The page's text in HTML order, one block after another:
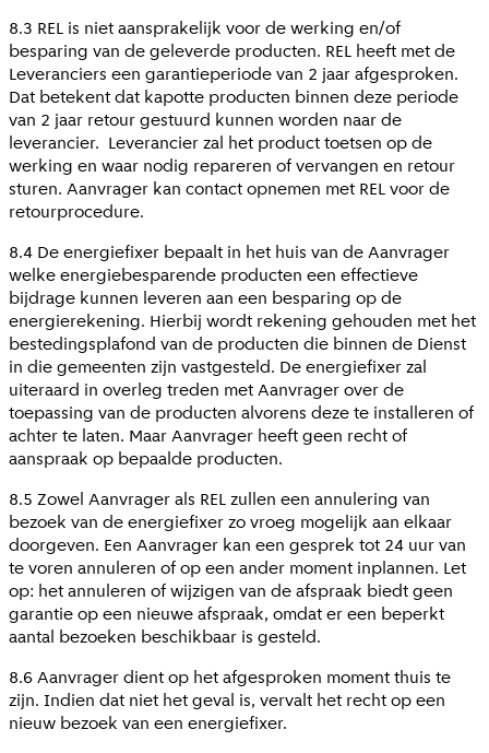
8.3 REL is niet aansprakelijk voor de werking en/of
besparing van de geleverde producten. REL heeft met de
Leveranciers een garantieperiode van 2 jaar afgesproken.
Dat betekent dat kapotte producten binnen deze periode
van 2 jaar retour gestuurd kunnen worden naar de
leverancier. Leverancier zal het product toetsen op de
werking en waar nodig repareren of vervangen en retour
sturen. Aanvrager kan contact opnemen met REL voor de
retourprocedure.
8.4 De energiefixer bepaalt in het huis van de Aanvrager
welke energiebesparende producten een effectieve
bijdrage kunnen leveren aan een besparing op de
energierekening. Hierbij wordt rekening gehouden met het
bestedingsplafond van de producten die binnen de Dienst
in die gemeenten zijn vastgesteld. De energiefixer zal
uiteraard in overleg treden met Aanvrager over de
toepassing van de producten alvorens deze te installeren of
achter te laten. Maar Aanvrager heeft geen recht of
aanspraak op bepaalde producten.
8.5 Zowel Aanvrager als REL zullen een annulering van
bezoek van de energiefixer zo vroeg mogelijk aan elkaar
doorgeven. Een Aanvrager kan een gesprek tot 24 uur van
te voren annuleren of op een ander moment inplannen. Let
op: het annuleren of wijzigen van de afspraak biedt geen
garantie op een nieuwe afspraak, omdat er een beperkt
aantal bezoeken beschikbaar is gesteld.
8.6 Aanvrager dient op het afgesproken moment thuis te
zijn. Indien dat niet het geval is, vervalt het recht op een
nieuw bezoek van een energiefixer.